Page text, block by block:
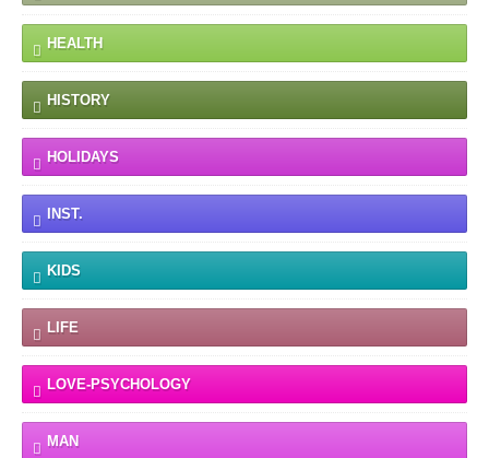
HEALTH
HISTORY
HOLIDAYS
INST.
KIDS
LIFE
LOVE-PSYCHOLOGY
MAN